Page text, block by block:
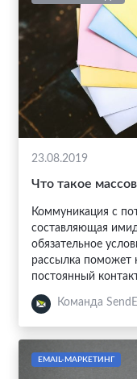
23.08.2019
Что такое
Коммуникация с
составляющая
обязательное
рассылка поможет
постоянный
Команда
EMAIL-МАРКЕТИНГ